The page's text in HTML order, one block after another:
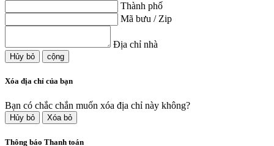
Thành phố
Mã bưu / Zip
Địa chỉ nhà
Hủy bỏ cộng
Xóa địa chỉ của bạn
Bạn có chắc chắn muốn xóa địa chỉ này không?
Hủy bỏ Xóa bỏ
Thông báo Thanh toán